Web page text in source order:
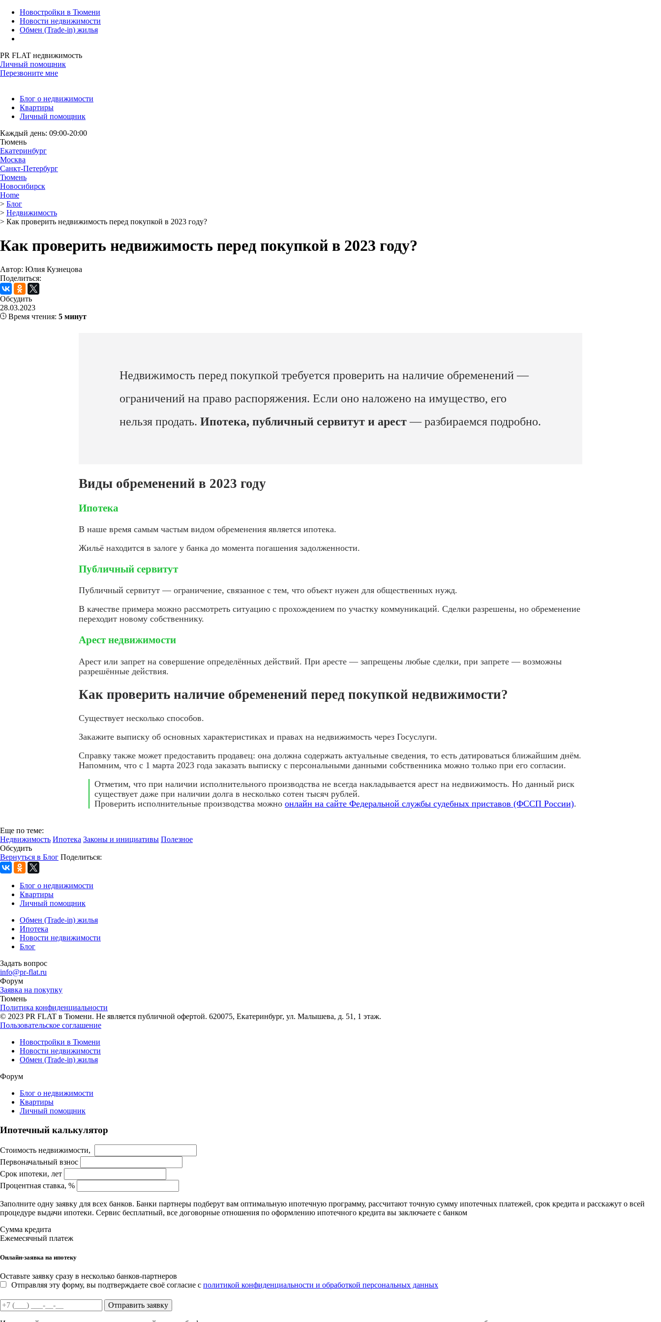
Новостройки в Тюмени
Новости недвижимости
Обмен (Trade-in) жилья
PR FLAT недвижимость
Личный помощник
Перезвоните мне
Блог о недвижимости
Квартиры
Личный помощник
Каждый день: 09:00-20:00
Тюмень
Екатеринбург
Москва
Санкт-Петербург
Тюмень
Новосибирск
Home
> Блог
> Недвижимость
> Как проверить недвижимость перед покупкой в 2023 году?
Как проверить недвижимость перед покупкой в 2023 году?
Автор: Юлия Кузнецова
Поделиться:
Обсудить
28.03.2023
Время чтения: 5 минут
Недвижимость перед покупкой требуется проверить на наличие обременений —
ограничений на право распоряжения. Если оно наложено на имущество, его
нельзя продать. Ипотека, публичный сервитут и арест— разбираемся подробно.
Виды обременений в 2023 году
Ипотека
В наше время самым частым видом обременения является ипотека.
Жильё находится в залоге у банка до момента погашения задолженности.
Публичный сервитут
Публичный сервитут — ограничение, связанное с тем, что объект нужен для общественных нужд.
В качестве примера можно рассмотреть ситуацию с прохождением по участку коммуникаций. Сделки разрешены, но обременение
переходит новому собственнику.
Арест недвижимости
Арест или запрет на совершение определённых действий. При аресте — запрещены любые сделки, при запрете — возможны
разрешённые действия.
Как проверить наличие обременений перед покупкой недвижимости?
Существует несколько способов.
Закажите выписку об основных характеристиках и правах на недвижимость через Госуслуги.
Справку также может предоставить продавец: она должна содержать актуальные сведения, то есть датироваться ближайшим днём.
Напомним, что с 1 марта 2023 года заказать выписку с персональными данными собственника можно только при его согласии.
Отметим, что при наличии исполнительного производства не всегда накладывается арест на недвижимость. Но данный риск
существует даже при наличии долга в несколько сотен тысяч рублей.
Проверить исполнительные производства можно онлайн на сайте Федеральной службы судебных приставов (ФССП России).
Еще по теме:
Недвижимость Ипотека Законы и инициативы Полезное
Обсудить
Вернуться в Блог Поделиться:
Блог о недвижимости
Квартиры
Личный помощник
Обмен (Trade-in) жилья
Ипотека
Новости недвижимости
Блог
Задать вопрос
info@pr-flat.ru
Форум
Заявка на покупку
Тюмень
Политика конфиденциальности
© 2023 PR FLAT в Тюмени. Не является публичной офертой. 620075, Екатеринбург, ул. Малышева, д. 51, 1 этаж.
Пользовательское соглашение
Новостройки в Тюмени
Новости недвижимости
Обмен (Trade-in) жилья
Форум
Блог о недвижимости
Квартиры
Личный помощник
Ипотечный калькулятор
Стоимость недвижимости,
Первоначальный взнос
Срок ипотеки, лет
Процентная ставка, %
Заполните одну заявку для всех банков. Банки партнеры подберут вам оптимальную ипотечную программу, рассчитают точную сумму ипотечных платежей, срок кредита и расскажут о всей
процедуре выдачи ипотеки. Сервис бесплатный, все договорные отношения по оформлению ипотечного кредита вы заключаете с банком
Сумма кредита
Ежемесячный платеж
Онлайн-заявка на ипотеку
Оставьте заявку сразу в несколько банков-партнеров
Отправляя эту форму, вы подтверждаете своё согласие с политикой конфиденциальности и обработкой персональных данных
Отправить заявку